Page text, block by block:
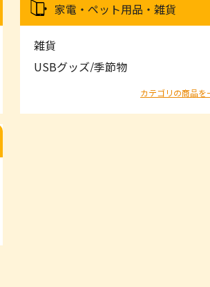
家電・ペット用品・雑貨
雑貨
USBグッズ/季節物
カテゴリの商品を